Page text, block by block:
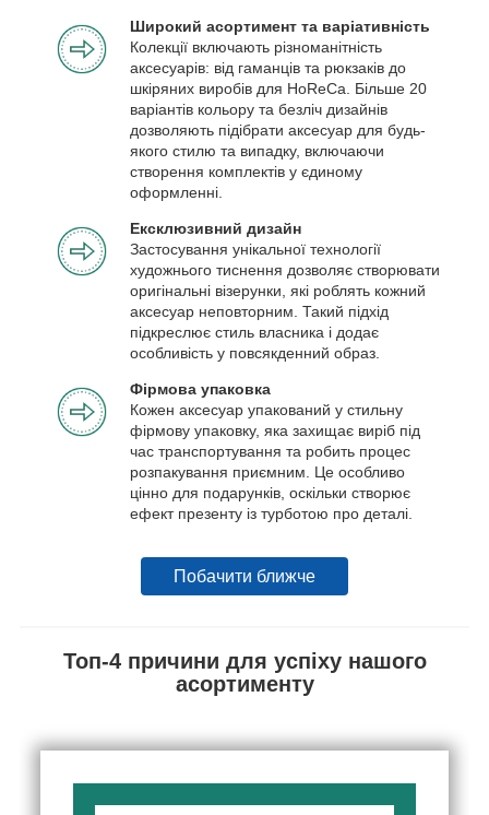
Широкий асортимент та варіативність
Колекції включають різноманітність
аксесуарів: від гаманців та рюкзаків до
шкіряних виробів для HoReCa. Більше 20
варіантів кольору та безліч дизайнів
дозволяють підібрати аксесуар для будь-
якого стилю та випадку, включаючи
створення комплектів у єдиному
оформленні.
Ексклюзивний дизайн
Застосування унікальної технології
художнього тиснення дозволяє створювати
оригінальні візерунки, які роблять кожний
аксесуар неповторним. Такий підхід
підкреслює стиль власника і додає
особливість у повсякденний образ.
Фірмова упаковка
Кожен аксесуар упакований у стильну
фірмову упаковку, яка захищає виріб під
час транспортування та робить процес
розпакування приємним. Це особливо
цінно для подарунків, оскільки створює
ефект презенту із турботою про деталі.
Побачити ближче
Топ-4 причини для успіху нашого
асортименту